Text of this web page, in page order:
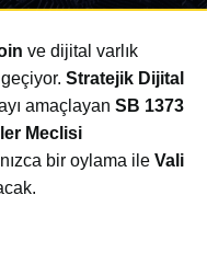
ve dijital varlık
Stratejik Dijital
amaçlayan SB 1373
Meclisi
bir oylama ile Vali